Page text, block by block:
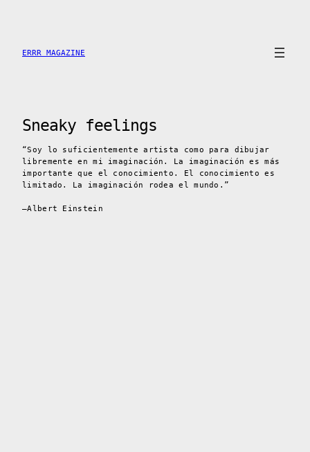
contenido
ERRR MAGAZINE
Sneaky feelings
“Soy lo suficientemente artista como para dibujar
libremente en mi imaginación. La imaginación es más
importante que el conocimiento. El conocimiento es
limitado. La imaginación rodea el mundo.”
–Albert Einstein